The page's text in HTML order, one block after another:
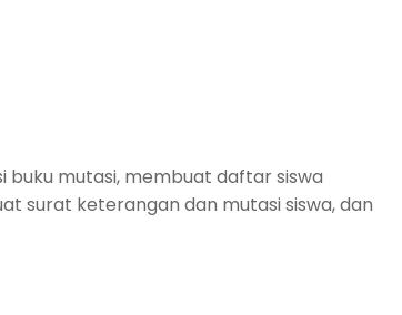
buku mutasi, membuat daftar siswa
surat keterangan dan mutasi siswa, dan